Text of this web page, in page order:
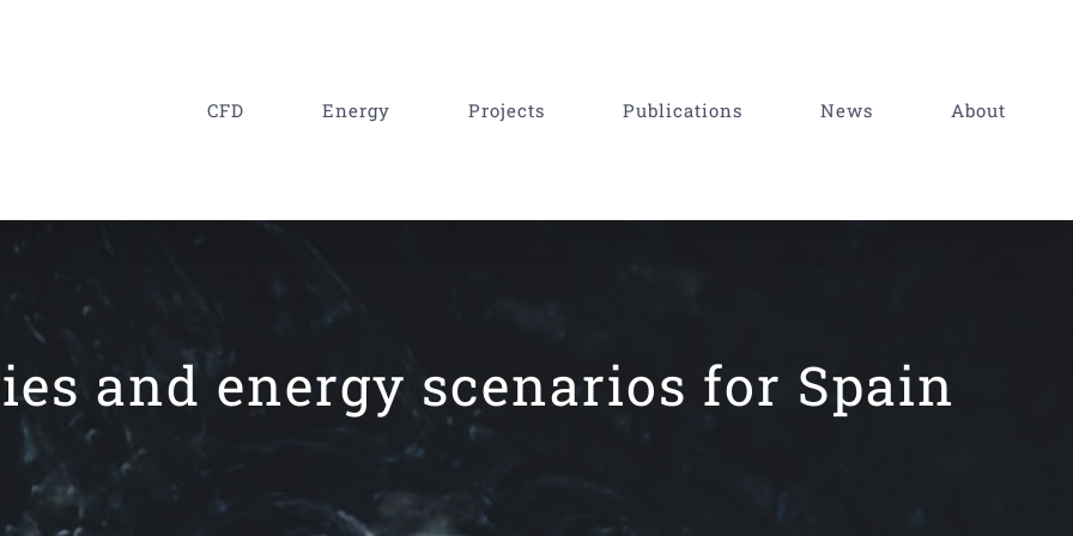
CFD Energy Projects Publications News About
and energy scenarios for Spain